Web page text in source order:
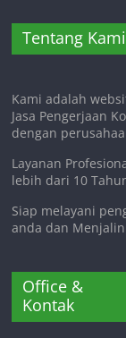
Tentang Kami
Kami adalah
Jasa Pengerjaan
dengan
Layanan
lebih dari 10
Siap melayani
anda dan
Office &
Kontak